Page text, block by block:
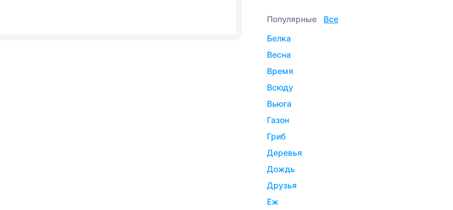
Популярные
Все
белка
весна
время
всюду
вьюга
газон
гриб
деревья
дождь
друзья
еж